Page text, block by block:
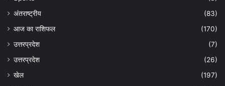
अंतराष्ट्रीय
(83)
आज का राशिफल
(170)
उत्तरप्रदेश
(7)
उत्तरप्रदेश
(26)
खेल
(197)